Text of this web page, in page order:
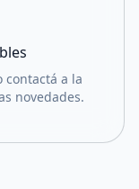
contactá a la
novedades.